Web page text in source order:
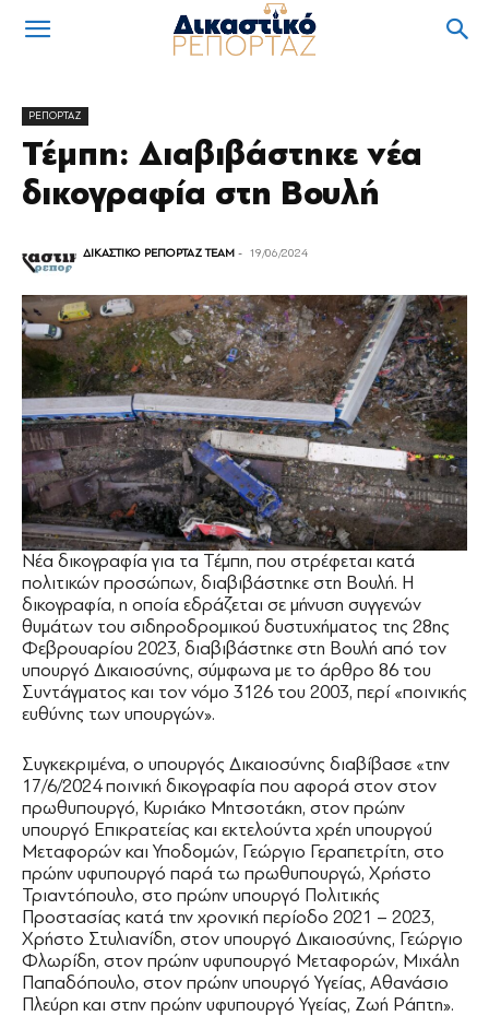
ΡΕΠΟΡΤΑΖ
Τέμπη: Διαβιβάστηκε νέα
δικογραφία στη Βουλή
ΔΙΚΑΣΤΙΚΟ ΡΕΠΟΡΤΑΖ TEAM - 19/06/2024
Νέα δικογραφία για τα Τέμπη, που στρέφεται κατά
πολιτικών προσώπων, διαβιβάστηκε στη Βουλή. Η
δικογραφία, η οποία εδράζεται σε μήνυση συγγενών
θυμάτων του σιδηροδρομικού δυστυχήματος της 28ης
Φεβρουαρίου 2023, διαβιβάστηκε στη Βουλή από τον
υπουργό Δικαιοσύνης, σύμφωνα με το άρθρο 86 του
Συντάγματος και τον νόμο 3126 του 2003, περί «ποινικής
ευθύνης των υπουργών».
Συγκεκριμένα, ο υπουργός Δικαιοσύνης διαβίβασε «την
17/6/2024 ποινική δικογραφία που αφορά στον στον
πρωθυπουργό, Κυριάκο Μητσοτάκη, στον πρώην
υπουργό Επικρατείας και εκτελούντα χρέη υπουργού
Μεταφορών και Υποδομών, Γεώργιο Γεραπετρίτη, στο
πρώην υφυπουργό παρά τω πρωθυπουργώ, Χρήστο
Τριαντόπουλο, στο πρώην υπουργό Πολιτικής
Προστασίας κατά την χρονική περίοδο 2021 – 2023,
Χρήστο Στυλιανίδη, στον υπουργό Δικαιοσύνης, Γεώργιο
Φλωρίδη, στον πρώην υφυπουργό Μεταφορών, Μιχάλη
Παπαδόπουλο, στον πρώην υπουργό Υγείας, Αθανάσιο
Πλεύρη και στην πρώην υφυπουργό Υγείας, Ζωή Ράπτη».